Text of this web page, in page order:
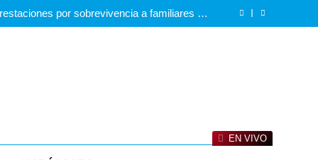
operativos en la región Enriquillo
por sobrevivencia a familiares de
fallecidos en el cumplimiento del deber
red internacional de narcotráfico con
red internacional de narcotráfico con
liderazgo cercano que representa Carolina
EN VIVO